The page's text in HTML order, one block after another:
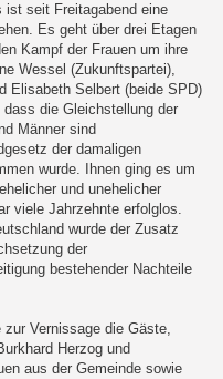
ist seit Freitagabend eine
Es geht über drei Etagen
Kampf der Frauen um ihre
Wessel (Zukunftspartei),
Elisabeth Selbert (beide SPD)
die Gleichstellung der
Männer sind
der damaligen
wurde. Ihnen ging es um
und unehelicher
viele Jahrzehnte erfolglos.
wurde der Zusatz
der
bestehender Nachteile
Vernissage die Gäste,
Herzog und
aus der Gemeinde sowie